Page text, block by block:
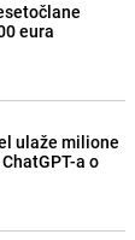
eura
ulaže milione
a o